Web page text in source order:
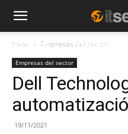
NOTICIAS TENDENCIAS
Inicio Empresas del sector
Empresas del sector
Dell
19/11/2021